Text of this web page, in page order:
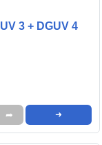
3 + DGUV 4
➦ ➜